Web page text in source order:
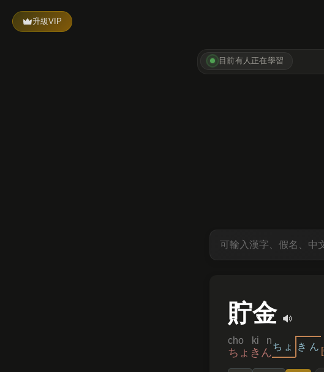
升級VIP
目前有人正在學習
貯金
cho ki n
ちょきんちょ き ん